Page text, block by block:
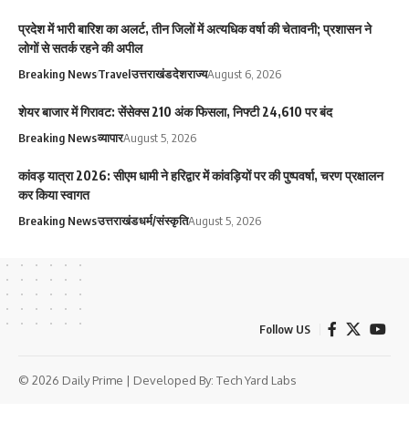
प्रदेश में भारी बारिश का अलर्ट, तीन जिलों में अत्यधिक वर्षा की चेतावनी; प्रशासन ने
लोगों से सतर्क रहने की अपील
Breaking NewsTravelउत्तराखंडदेशराज्यAugust 6, 2026
शेयर बाजार में गिरावट: सेंसेक्स 210 अंक फिसला, निफ्टी 24,610 पर बंद
Breaking Newsव्यापारAugust 5, 2026
कांवड़ यात्रा 2026: सीएम धामी ने हरिद्वार में कांवड़ियों पर की पुष्पवर्षा, चरण प्रक्षालन
कर किया स्वागत
Breaking Newsउत्तराखंडधर्म/संस्कृतिAugust 5, 2026
Follow US
© 2026 Daily Prime | Developed By: Tech Yard Labs